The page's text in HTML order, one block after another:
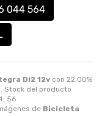
Di2 12v con 22,00%
Stock del producto
56.
de Bicicleta
044 564